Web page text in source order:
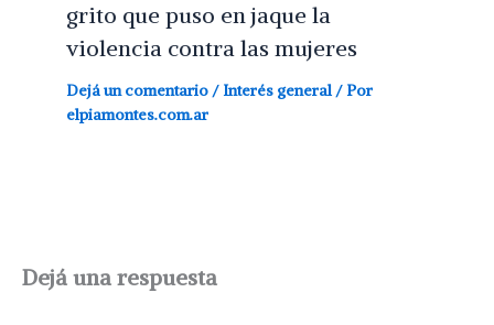
grito que puso en jaque la
violencia contra las mujeres
Dejá un comentario / Interés general/ Por
elpiamontes.com.ar
Dejá una respuesta